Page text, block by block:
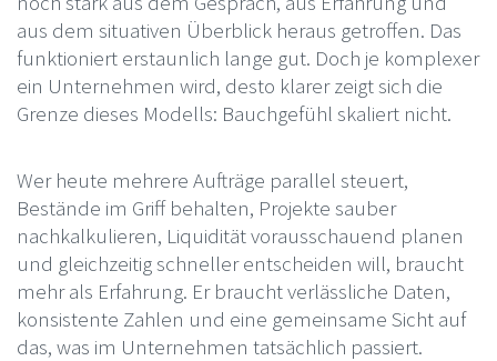
aus dem situativen Überblick heraus getroffen. Das
funktioniert erstaunlich lange gut. Doch je komplexer
ein Unternehmen wird, desto klarer zeigt sich die
Grenze dieses Modells: Bauchgefühl skaliert nicht.
Wer heute mehrere Aufträge parallel steuert,
Bestände im Griff behalten, Projekte sauber
nachkalkulieren, Liquidität vorausschauend planen
und gleichzeitig schneller entscheiden will, braucht
mehr als Erfahrung. Er braucht verlässliche Daten,
konsistente Zahlen und eine gemeinsame Sicht auf
das, was im Unternehmen tatsächlich passiert.